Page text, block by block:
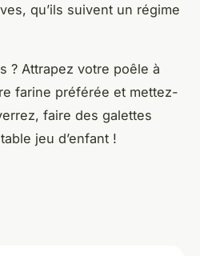
qu’ils suivent un régime
? Attrapez votre poêle à
farine préférée et mettez-
faire des galettes
jeu d’enfant !